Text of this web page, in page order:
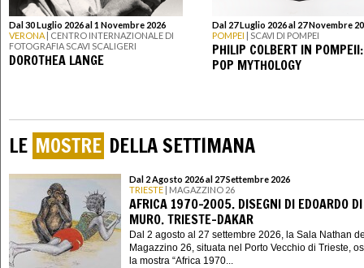
Dal 30 Luglio 2026 al 1 Novembre 2026
VERONA | CENTRO INTERNAZIONALE DI
FOTOGRAFIA SCAVI SCALIGERI
DOROTHEA LANGE
Dal 27 Luglio 2026 al 27 Novembre
POMPEI | SCAVI DI POMPEI
PHILIP COLBERT IN POMPEII:
POP MYTHOLOGY
LE MOSTRE DELLA SETTIMANA
Dal 2 Agosto 2026 al 27 Settembre 2026
TRIESTE | MAGAZZINO 26
AFRICA 1970-2005. DISEGNI DI EDOARDO DI
MURO. TRIESTE-DAKAR
Dal 2 agosto al 27 settembre 2026, la Sala Nathan
Magazzino 26, situata nel Porto Vecchio di Trieste,
la mostra “Africa 1970...